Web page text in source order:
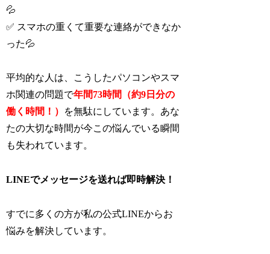
💦
✅ スマホの重くて重要な連絡ができなか
った💦
平均的な人は、こうしたパソコンやスマ
ホ関連の問題で年間73時間（約9日分の
働く時間！）
を無駄にしています。あな
たの大切な時間が今この悩んでいる瞬間
も失われています。
LINEでメッセージを送れば即時解決！
すでに多くの方が私の公式LINEからお
悩みを解決しています。